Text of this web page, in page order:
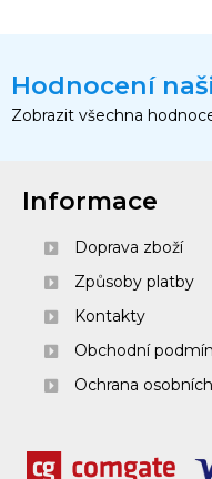
Hodnocení
Zobrazit všechna
Informace
Doprava zboží
Způsoby platby
Kontakty
Obchodní
Ochrana